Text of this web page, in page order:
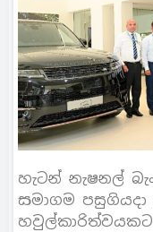
හැටන් නැෂනල්
සමාගම පසුගියදා